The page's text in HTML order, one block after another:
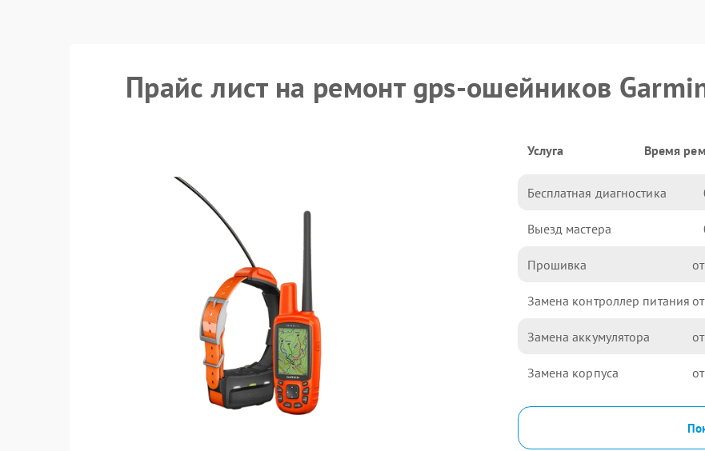
Прайс лист на ремонт gps-ошейников
Услуга Время
Бесплатная диагностика
Выезд мастера
Прошивка
Замена контроллер питания
Замена аккумулятора
Замена корпуса